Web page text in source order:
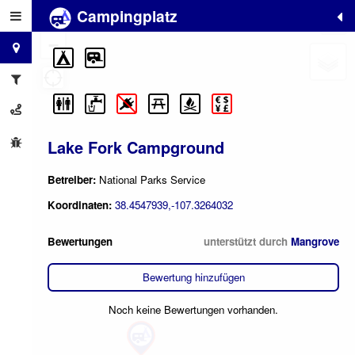
Campingplatz
Lake Fork Campground
Betreiber: National Parks Service
Koordinaten: 38.4547939,-107.3264032
Bewertungen unterstützt durch Mangrove
Bewertung hinzufügen
Noch keine Bewertungen vorhanden.
+
−